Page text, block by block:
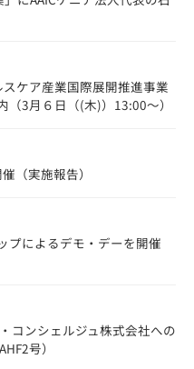
ケア産業国際展開推進事業
3月６日（(木)）13:00～）
（実施報告）
プによるデモ・デーを開催
コンシェルジュ株式会社への
号）